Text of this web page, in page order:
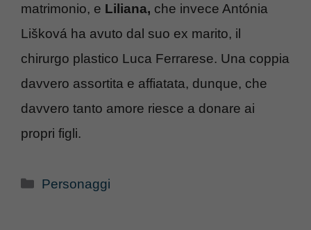
matrimonio, e Liliana, che invece Antónia
Lišková ha avuto dal suo ex marito, il
chirurgo plastico Luca Ferrarese. Una coppia
davvero assortita e affiatata, dunque, che
davvero tanto amore riesce a donare ai
propri figli.
Categorie
Personaggi